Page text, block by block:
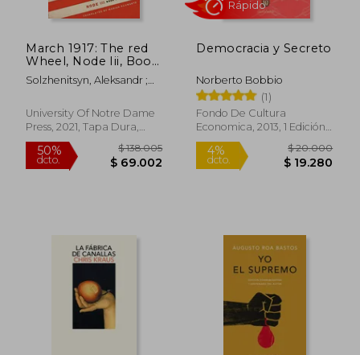
50%
dcto.
$ 95.801
$ 47.900
50% $
March 1917: The red
Wheel, Node Iii, Book
3 (The Center for
Ethics and Culture
(en Inglés)
Solzhenitsyn, Aleksandr ;
University Of Notre Dame
Press, 2021, Tapa Dura,
Nuevo
Democracia y Secreto
Norberto Bobbio
(1)
Fondo De Cultura
Economica, 2013, 1 Edición,
Tapa Blanda, Nuevo
Rápido